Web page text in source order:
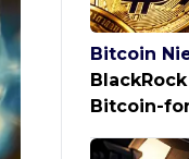
Bitcoin
Bitcoin-